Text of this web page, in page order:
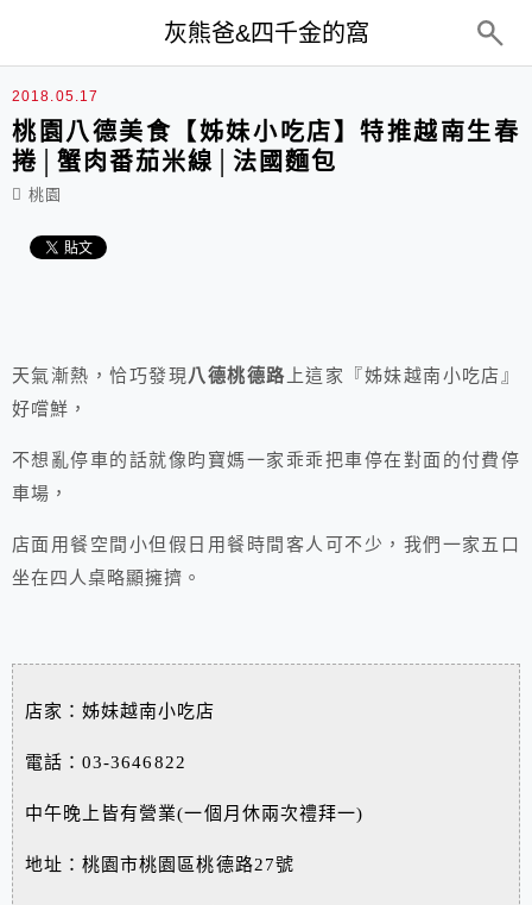
灰熊爸&四千金的窩
2018.05.17
桃園八德美食【姊妹小吃店】特推越南生春
捲│蟹肉番茄米線│法國麵包
桃園
天氣漸熱，恰巧發現八德桃德路 上這家『姊妹越南小吃店』
好嚐鮮，
不想亂停車的話就像昀寶媽一家乖乖把車停在對面的付費停
車場，
店面用餐空間小但假日用餐時間客人可不少，我們一家五口
坐在四人桌略顯擁擠。
店家：姊妹越南小吃店
電話：03-3646822
中午晚上皆有營業(一個月休兩次禮拜一)
地址：桃園市桃園區桃德路27號